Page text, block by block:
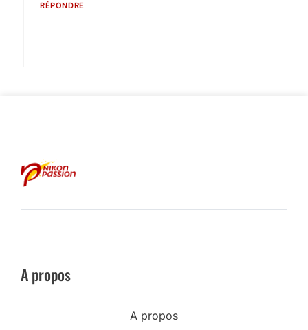
RÉPONDRE
A propos
A propos